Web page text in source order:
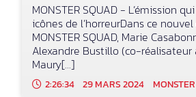
MONSTER SQUAD - L’émission
icônes de l’horreurDans ce
MONSTER SQUAD, Marie
Alexandre Bustillo (co-réalisateur
Maury[...]
2:26:34 29 MARS 2024